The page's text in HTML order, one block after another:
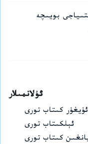
بويىچە
ئۇلانمىلار
ئۇيغۇر كىتاب تورى
ئېلكىتاب تورى
كىتاب تورى